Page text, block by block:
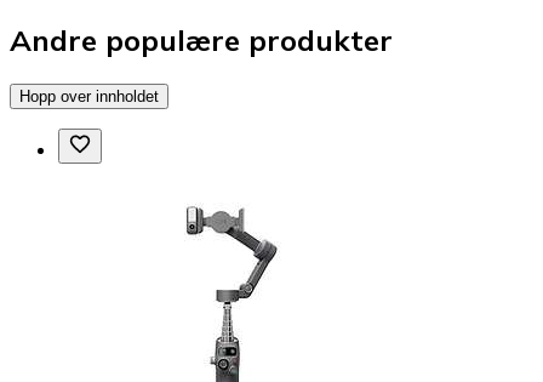
Andre populære produkter
Hopp over innholdet